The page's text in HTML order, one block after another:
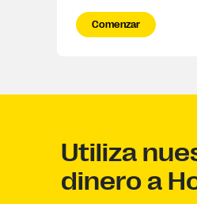
Comenzar
Utiliza
dinero a